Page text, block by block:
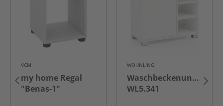
VCM
my home Regal
"Benas-1"
WOHNLING
WL5.341